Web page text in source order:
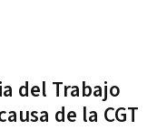
del Trabajo
de la CGT